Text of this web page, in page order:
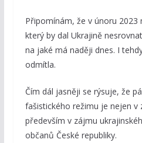
Připomínám, že v únoru 2023
který by dal Ukrajině
na jaké má naději dnes. I
odmítla.
Čím dál jasněji se rýsuje, že
fašistického režimu je nejen v
především v zájmu
občanů České republiky.